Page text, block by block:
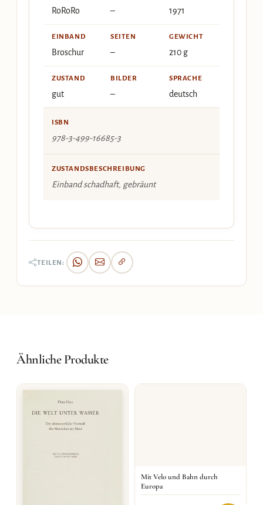
RoRoRo – 1971
EINBAND
Broschur
SEITEN
–
GEWICHT
210 g
ZUSTAND
gut
BILDER
–
SPRACHE
deutsch
ISBN
978-3-499-16685-3
ZUSTANDSBESCHREIBUNG
Einband schadhaft, gebräunt
TEILEN:
Ähnliche Produkte
Mit Velo und Bahn durch
Europa